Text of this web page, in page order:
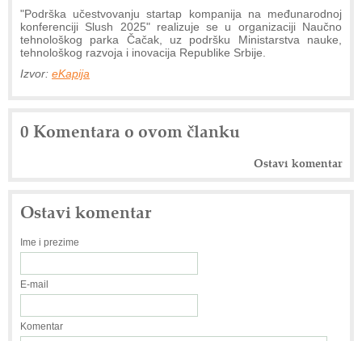
"Podrška učestvovanju startap kompanija na međunarodnoj
konferenciji Slush 2025" realizuje se u organizaciji Naučno
tehnološkog parka Čačak, uz podršku Ministarstva nauke,
tehnološkog razvoja i inovacija Republike Srbije.
Izvor: eKapija
0 Komentara o ovom članku
Ostavi komentar
Ostavi komentar
Ime i prezime
E-mail
Komentar